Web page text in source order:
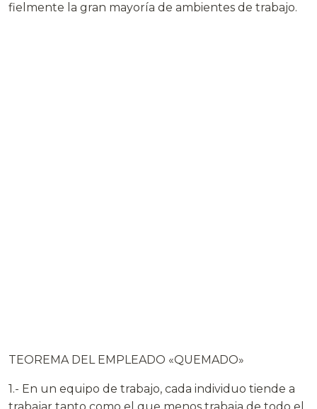
fielmente la gran mayoría de ambientes de trabajo.
TEOREMA DEL EMPLEADO «QUEMADO»
1.- En un equipo de trabajo, cada individuo tiende a